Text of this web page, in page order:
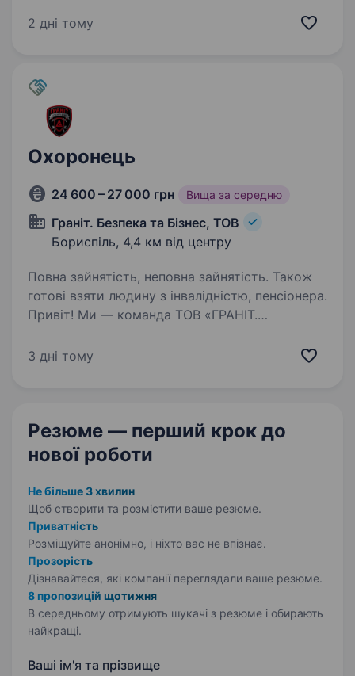
Якщо ви хочете працювати в стабільній
2 дні тому
Охоронець
24 600 – 27 000 грн Вища за середню
Граніт. Безпека та Бізнес, ТОВ
Бориспіль, 4,4 км від центру
Повна зайнятість, неповна зайнятість. Також
готові взяти людину з інвалідністю, пенсіонера.
Привіт! Ми — команда ТОВ «ГРАНІТ.
того, щоб люди й бізнес відчували себе
3 дні тому
Резюме — перший крок до
нової роботи
Не більше 3 хвилин
Щоб створити та розмістити ваше резюме.
Приватність
Розміщуйте анонімно, і ніхто вас не впізнає.
Прозорість
Дізнавайтеся, які компанії переглядали ваше резюме.
8 пропозицій щотижня
В середньому отримують шукачі з резюме і обирають
найкращі.
Ваші ім'я та прізвище